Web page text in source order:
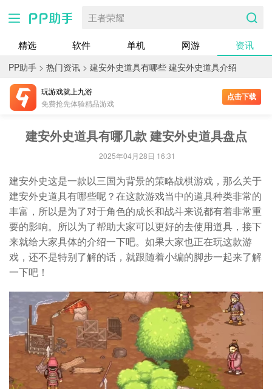
王者荣耀
精选 软件 单机 网游 资讯
PP助手 > 热门资讯 > 建安外史道具有哪些 建安外史道具介绍
玩游戏就上九游
免费抢先体验精品游戏
点击下载
建安外史道具有哪几款 建安外史道具盘点
2025年04月28日 16:31
建安外史这是一款以三国为背景的策略战棋游戏，那么关于
建安外史道具有哪些呢？在这款游戏当中的道具种类非常的
丰富，所以是为了对于角色的成长和战斗来说都有着非常重
要的影响。所以为了帮助大家可以更好的去使用道具，接下
来就给大家具体的介绍一下吧。如果大家也正在玩这款游
戏，还不是特别了解的话，就跟随着小编的脚步一起来了解
一下吧！